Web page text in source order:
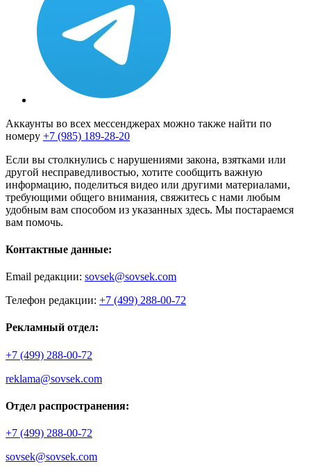
Аккаунты во всех мессенджерах можно также найти по
номеру +7 (985) 189-28-20
Если вы столкнулись с нарушениями закона, взятками или
другой несправедливостью, хотите сообщить важную
информацию, поделиться видео или другими материалами,
требующими общего внимания, свяжитесь с нами любым
удобным вам способом из указанных здесь. Мы постараемся
вам помочь.
Контактные данные:
Email редакции: sovsek@sovsek.com
Телефон редакции: +7 (499) 288-00-72
Рекламный отдел:
+7 (499) 288-00-72
reklama@sovsek.com
Отдел распространения:
+7 (499) 288-00-72
sovsek@sovsek.com